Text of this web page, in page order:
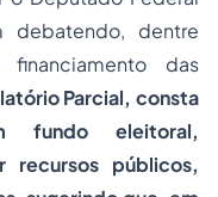
debatendo, dentre
das
Parcial, consta
eleitoral,
recursos públicos,